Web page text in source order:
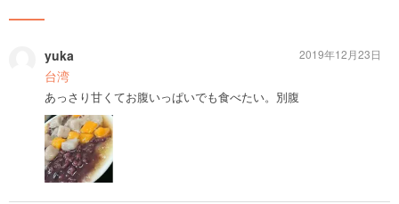
yuka
台湾
あっさり甘くてお腹いっぱいでも食べたい。別腹
2019年12月23日